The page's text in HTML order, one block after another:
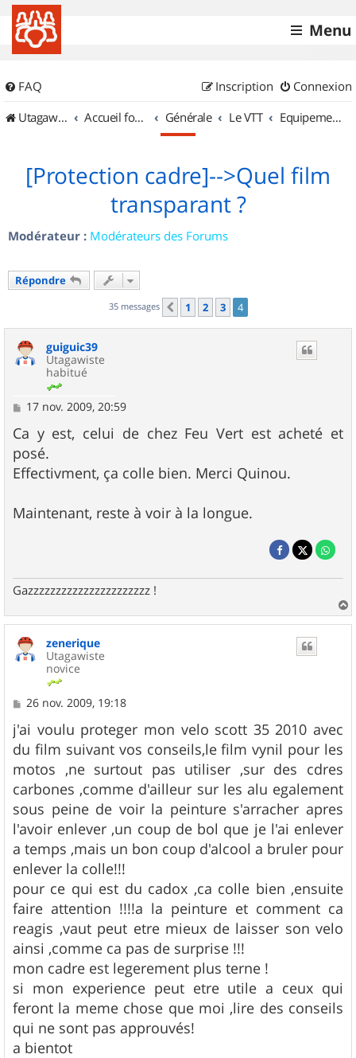
Menu
FAQ Connexion
Inscription
UtagawaVTT (Randos VTT et VTTAE avec traces GPS)
Accueil forum Générale Le VTT Equipements et Accessoires
[Protection cadre]-->Quel film
transparant ?
Modérateur : Modérateurs des Forums
Répondre
35 messages Précédent
1 2 3 4
guiguic39
Utagawiste
habitué
M
s
s
a
g
e
17 nov. 2009, 20:59
Ca y est, celui de chez Feu Vert est acheté et
posé.
Effectivment, ça colle bien. Merci Quinou.
Maintenant, reste à voir à la longue.
Gazzzzzzzzzzzzzzzzzzzzzz !
a
u
zenerique
Utagawiste
novice
M
s
s
a
g
e
26 nov. 2009, 19:18
j'ai voulu proteger mon velo scott 35 2010 avec
du film suivant vos conseils,le film vynil pour les
motos ,ne surtout pas utiliser ,sur des cdres
carbones ,comme d'ailleur sur les alu egalement
sous peine de voir la peinture s'arracher apres
l'avoir enlever ,un coup de bol que je l'ai enlever
a temps ,mais un bon coup d'alcool a bruler pour
enlever la colle!!!
pour ce qui est du cadox ,ca colle bien ,ensuite
faire attention !!!!a la peinture et comment ca
reagis ,vaut peut etre mieux de laisser son velo
ainsi ,comme ca pas de surprise !!!
mon cadre est legerement plus terne !
si mon experience peut etre utile a ceux qui
feront la meme chose que moi ,lire des conseils
qui ne sont pas approuvés!
a bientot